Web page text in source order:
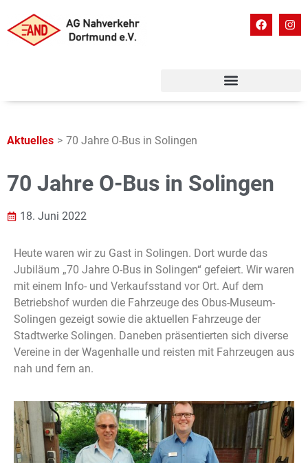
Aktuelles > 70 Jahre O-Bus in Solingen
70 Jahre O-Bus in Solingen
18. Juni 2022
Heute waren wir zu Gast in Solingen. Dort wurde das
Jubiläum „70 Jahre O-Bus in Solingen“ gefeiert. Wir waren
mit einem Info- und Verkaufsstand vor Ort. Auf dem
Betriebshof wurden die Fahrzeuge des Obus-Museum-
Solingen gezeigt sowie die aktuellen Fahrzeuge der
Stadtwerke Solingen. Daneben präsentierten sich diverse
Vereine in der Wagenhalle und reisten mit Fahrzeugen aus
nah und fern an.